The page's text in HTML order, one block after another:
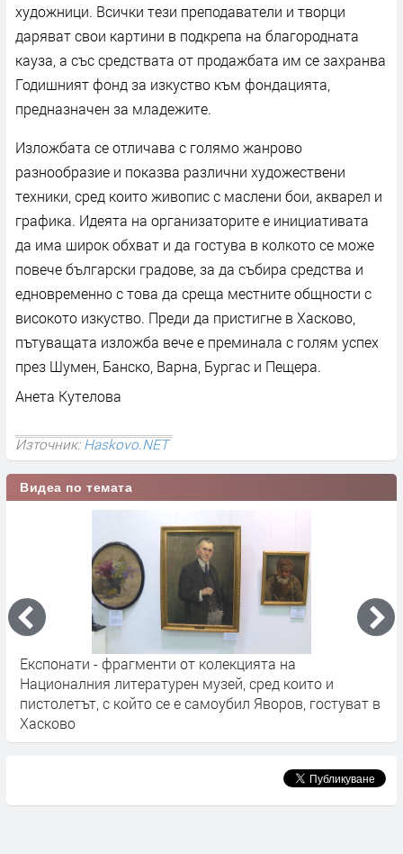
художници. Всички тези преподаватели и творци
даряват свои картини в подкрепа на благородната
кауза, а със средствата от продажбата им се захранва
Годишният фонд за изкуство към фондацията,
предназначен за младежите.
Изложбата се отличава с голямо жанрово
разнообразие и показва различни художествени
техники, сред които живопис с маслени бои, акварел и
графика. Идеята на организаторите е инициативата
да има широк обхват и да гостува в колкото се може
повече български градове, за да събира средства и
едновременно с това да среща местните общности с
високото изкуство. Преди да пристигне в Хасково,
пътуващата изложба вече е преминала с голям успех
през Шумен, Банско, Варна, Бургас и Пещера.
Анета Кутелова
Източник:Haskovo.NET
Видеа по темата
Експонати - фрагменти от колекцията на
Националния литературен музей, сред които и
пистолетът, с който се е самоубил Яворов, гостуват в
Хасково